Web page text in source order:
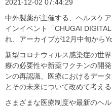
2021-12-02 07:44:29
中外製薬が主催する、ヘルスケ
インイベント「CHUGAI
れ、アーカイブが12月中旬から
新型コロナウィルス感染症の世
療の必要性や新薬ワクチンの開
ンの再認識、医療におけるデー
とその未来について改めて考え
さまざまな医療制度や最新のヘ